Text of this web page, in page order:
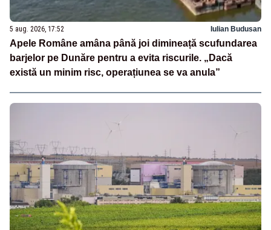
5 aug. 2026, 17:52 Iulian Budusan
Apele Române amâna până joi dimineață scufundarea
barjelor pe Dunăre pentru a evita riscurile. „Dacă
există un minim risc, operațiunea se va anula”